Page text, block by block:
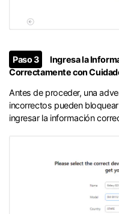
Paso 3
Ingresa la
Correctamente con
Antes de proceder, una
incorrectos pueden
ingresar la información